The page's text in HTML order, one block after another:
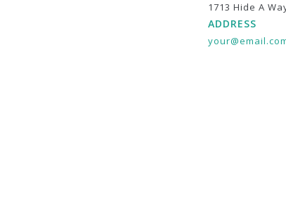
1713 Hide A
ADDRESS